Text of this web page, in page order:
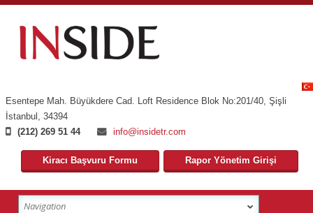
Esentepe Mah. Büyükdere Cad. Loft Residence Blok No:201/40, Şişli
İstanbul , 34394
(212) 269 51 44
info@insidetr.com
Kiracı Başvuru Formu Rapor Yönetim Girişi